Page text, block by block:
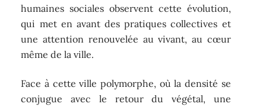
humaines sociales observent cette évolution,
qui met en avant des pratiques collectives et
une attention renouvelée au vivant, au cœur
même de la ville.
Face à cette ville polymorphe, où la densité se
conjugue avec le retour du végétal, une